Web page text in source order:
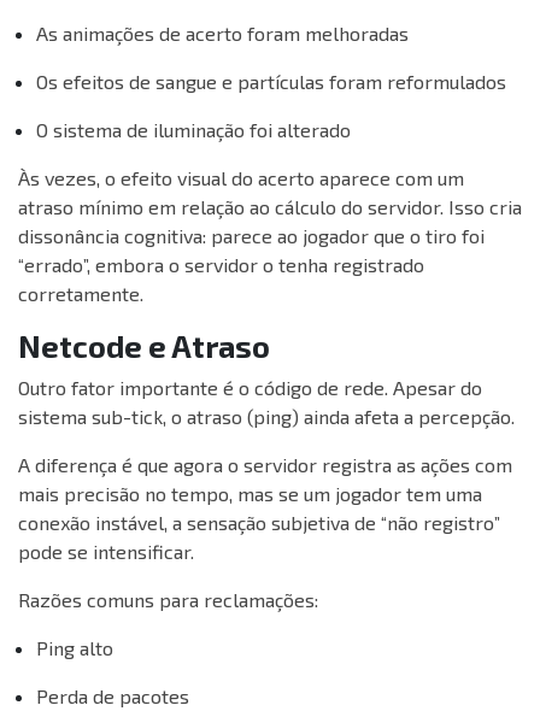
As animações de acerto foram melhoradas
Os efeitos de sangue e partículas foram reformulados
O sistema de iluminação foi alterado
Às vezes, o efeito visual do acerto aparece com um
atraso mínimo em relação ao cálculo do servidor. Isso cria
dissonância cognitiva: parece ao jogador que o tiro foi
“errado”, embora o servidor o tenha registrado
corretamente.
Netcode e Atraso
Outro fator importante é o código de rede. Apesar do
sistema sub-tick, o atraso (ping) ainda afeta a percepção.
A diferença é que agora o servidor registra as ações com
mais precisão no tempo, mas se um jogador tem uma
conexão instável, a sensação subjetiva de “não registro”
pode se intensificar.
Razões comuns para reclamações:
Ping alto
Perda de pacotes